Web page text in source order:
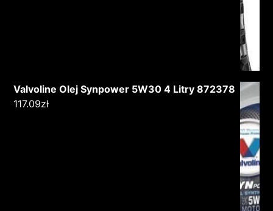
Valvoline Olej Synpower 5W30 4 Litry 872378
117.09zł